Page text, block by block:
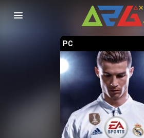
Nawigacja
PC